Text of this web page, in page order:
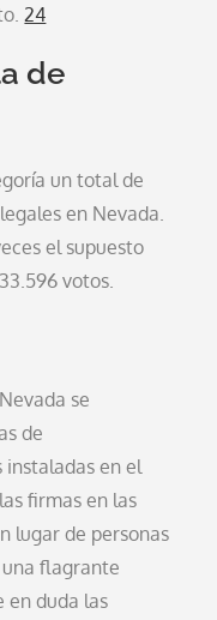
24
de
un total de
en Nevada.
el supuesto
votos.
se
de
en el
firmas en las
lugar de personas
flagrante
en duda las